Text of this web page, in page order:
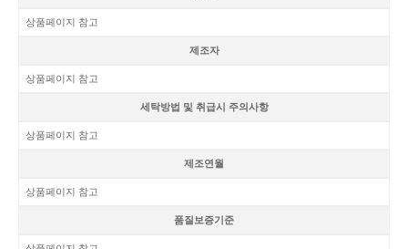
상품페이지 참고
제조자
상품페이지 참고
세탁방법 및 취급시 주의사항
상품페이지 참고
제조연월
상품페이지 참고
품질보증기준